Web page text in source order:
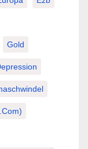
Gold